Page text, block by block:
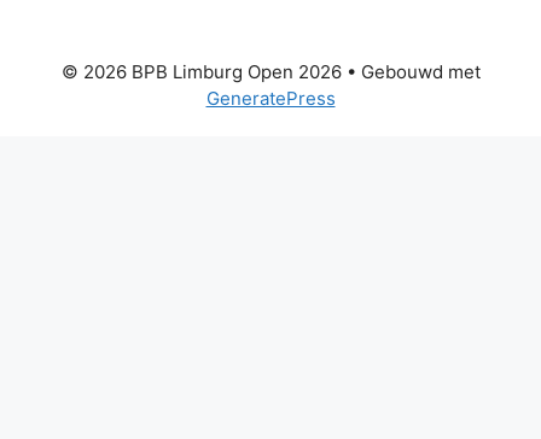
© 2026 BPB Limburg Open 2026• Gebouwd met
GeneratePress